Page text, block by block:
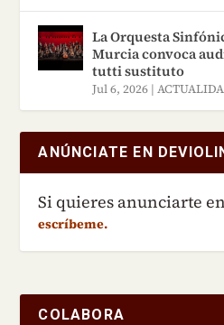
La Orquesta
Murcia convoca
tutti sustituto
Jul 6, 2026 |
ANÚNCIATE EN
Si quieres anunciarte
escríbeme.
COLABORA